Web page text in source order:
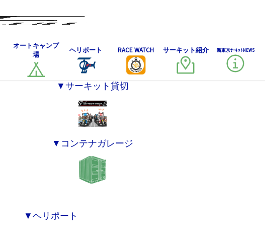
オートキャンプ
場
ヘリポート RACE WATCH サーキット紹介 新東京ｻｰｷｯﾄNEWS
▼サーキット貸切
▼コンテナガレージ
▼ヘリポート